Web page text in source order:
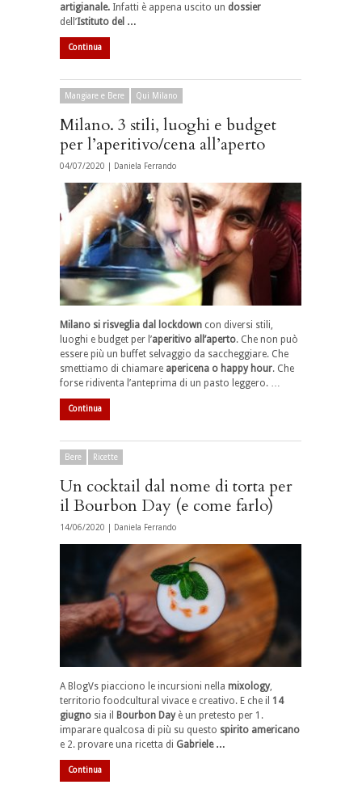
artigianale. Infatti è appena uscito un dossier
dell’Istituto del …
Continua
Mangiare e Bere Qui Milano
Milano. 3 stili, luoghi e budget
per l’aperitivo/cena all’aperto
04/07/2020 | Daniela Ferrando
Milano si risveglia dal lockdown con diversi stili,
luoghi e budget per l’aperitivo all’aperto. Che non può
essere più un buffet selvaggio da saccheggiare. Che
smettiamo di chiamare apericena o happy hour. Che
forse ridiventa l’anteprima di un pasto leggero. …
Continua
Bere Ricette
Un cocktail dal nome di torta per
il Bourbon Day (e come farlo)
14/06/2020 | Daniela Ferrando
A BlogVs piacciono le incursioni nella mixology,
territorio foodcultural vivace e creativo. E che il 14
giugno sia il Bourbon Dayè un pretesto per 1.
imparare qualcosa di più su questo spirito americano
e 2. provare una ricetta di Gabriele …
Continua